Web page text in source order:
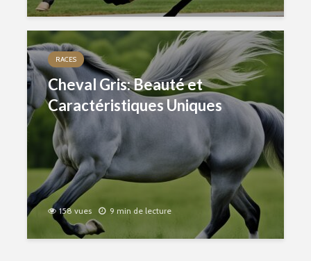
RACES
Cheval Gris: Beauté et
Caractéristiques Uniques
158 vues 9 min de lecture